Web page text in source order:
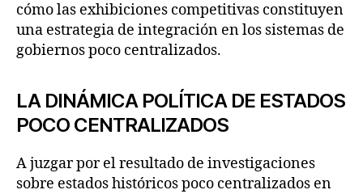
cómo las exhibiciones competitivas constituyen
una estrategia de integración en los sistemas de
gobiernos poco centralizados.
LA DINÁMICA POLÍTICA DE ESTADOS
POCO CENTRALIZADOS
A juzgar por el resultado de investigaciones
sobre estados históricos poco centralizados en